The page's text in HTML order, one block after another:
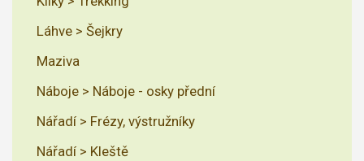
Láhve > Šejkry
Maziva
Náboje > Náboje - osky přední
Nářadí > Frézy, výstružníky
Nářadí > Kleště